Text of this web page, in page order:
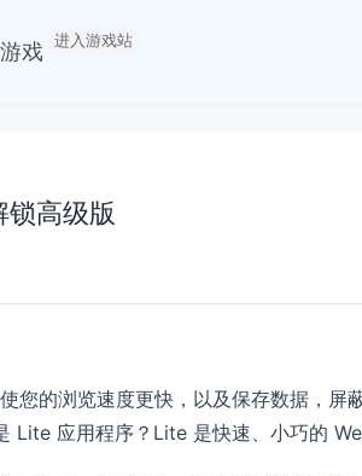
戏 进入游戏站
高级版
的浏览速度更快，以及保存数据，屏
应用程序？Lite 是快速、小巧的